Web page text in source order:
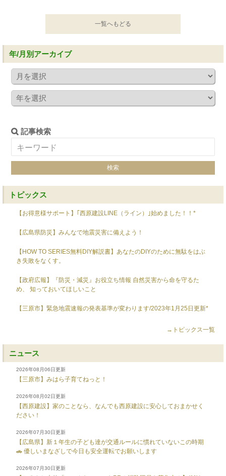
一覧へもどる
年/月別アーカイブ
記事検索
トピックス
【お得意様サポート】｢西原建設LINE（ライン）｣始めました！！*
【広島県防災】みんなで地震災害に備えよう！
【HOW TO SERIES無料DIY解説書】あなたのDIYのために無駄をはぶ
き失敗をなくす。
【政府広報】『防災・減災』お役立ち情報 自然災害から命を守るた
め、 知っておいてほしいこと
【三原市】緊急地震速報の発表基準が変わります/2023年1月25日更新*
→トピックス一覧
ニュース
2026年08月06日更新
【三原市】みはら子育てねっと！
2026年08月02日更新
【西原建設】家のことなら、なんでも西原建設に安心しておまかせく
ださい！
2026年07月30日更新
【広島県】新１年生の子ども達が交通ルールに慣れていないこの時期
🚗 優しいまなざしで今日も安全運転でお願いします
2026年07月30日更新